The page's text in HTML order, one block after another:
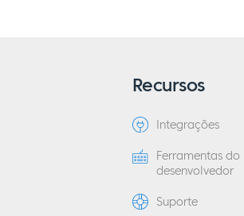
Recursos
Integrações
Ferramentas do
desenvolvedor
Suporte